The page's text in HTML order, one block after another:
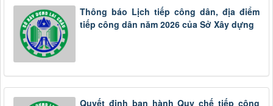
Thông báo Lịch tiếp công dân, địa điểm
tiếp công dân năm 2026 của Sở Xây dựng
Quyết định ban hành Quy chế tiếp công